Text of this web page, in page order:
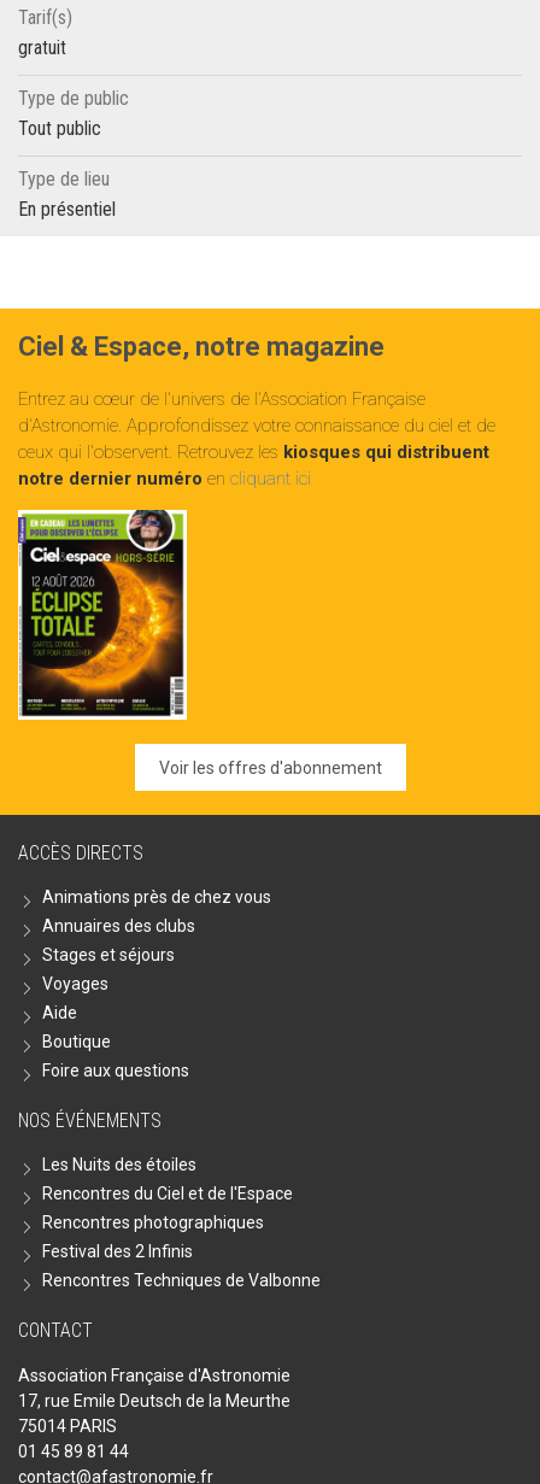
Tarif(s)
gratuit
Type de public
Tout public
Type de lieu
En présentiel
Ciel & Espace, notre magazine
Entrez au cœur de l'univers de l'Association Française
d'Astronomie. Approfondissez votre connaissance du ciel et de
ceux qui l'observent. Retrouvez les kiosques qui distribuent
notre dernier numéro en cliquant ici
Voir les offres d'abonnement
ACCÈS DIRECTS
Animations près de chez vous
Annuaires des clubs
Stages et séjours
Voyages
Aide
Boutique
Foire aux questions
NOS ÉVÉNEMENTS
Les Nuits des étoiles
Rencontres du Ciel et de l'Espace
Rencontres photographiques
Festival des 2 Infinis
Rencontres Techniques de Valbonne
CONTACT
Association Française d'Astronomie
17, rue Emile Deutsch de la Meurthe
75014 PARIS
01 45 89 81 44
contact@afastronomie.fr